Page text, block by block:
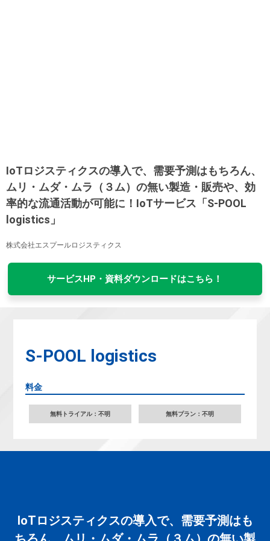
IoTロジスティクスの導入で、需要予測はもちろん、
ムリ・ムダ・ムラ（３ム）の無い製造・販売や、効
率的な流通活動が可能に！IoTサービス「S-POOL
logistics」
株式会社エスプールロジスティクス
サービスHP・資料ダウンロードはこちら！
S-POOL logistics
料金
無料トライアル：不明 無料プラン：不明
IoTロジスティクスの導入で、需要予測はも